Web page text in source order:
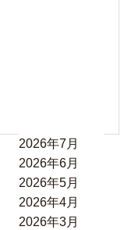
2026年7月
2026年6月
2026年5月
2026年4月
2026年3月